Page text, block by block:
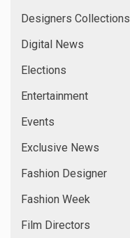
Designers Collections
Digital News
Elections
Entertainment
Events
Exclusive News
Fashion Designer
Fashion Week
Film Directors